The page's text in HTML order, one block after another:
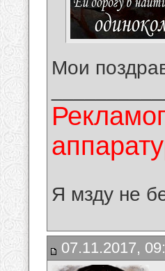
Мои
Я мзду не
07.11.2017,